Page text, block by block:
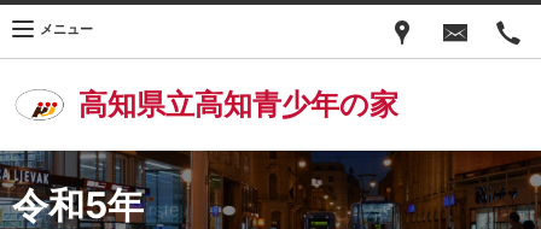
高知県立高知青少年の家
メニュー
令和5年